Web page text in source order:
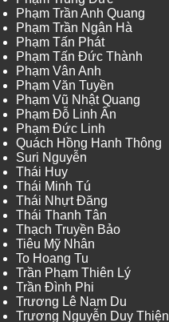
Phạm Trần Anh Quang
Phạm Trần Ngân Hà
Phạm Tấn Phát
Phạm Tấn Đức Thành
Phạm Vân Anh
Phạm Văn Tuyền
Phạm Vũ Nhật Quang
Phạm Đỗ Linh Ấn
Phạm Đức Linh
Quách Hồng Hanh Thông
Suri Nguyễn
Thái Huy
Thái Minh Tú
Thái Nhựt Đăng
Thái Thanh Tân
Thạch Truyền Bảo
Tiêu Mỹ Nhân
To Hoang Tu
Trần Phạm Thiên Lý
Trần Đình Phi
Trương Lê Nam Du
Trương Nguyễn Duy Thiện